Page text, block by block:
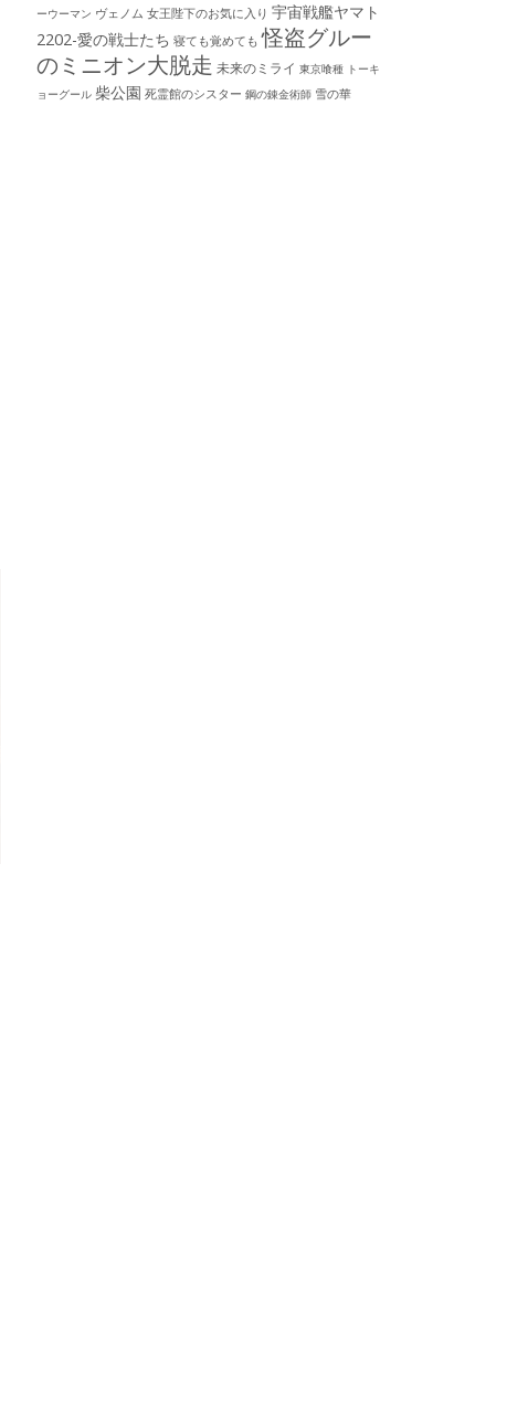
ーウーマン ヴェノム 女王陛下のお気に入り 宇宙戦艦ヤマト
2202-愛の戦士たち 寝ても覚めても 怪盗グルー
のミニオン大脱走 未来のミライ 東京喰種 トーキ
ョーグール 柴公園 死霊館のシスター 鋼の錬金術師 雪の華